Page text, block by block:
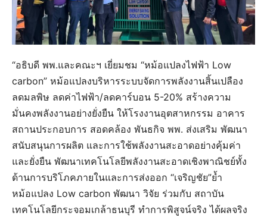
“อธิบดี พพ.และคณะฯ เยี่ยมชม “หม้อแปลงไฟฟ้า Low
carbon” หม้อแปลงบริหารระบบจัดการพลังงานสิ้นเปลือง
ลดมลพิษ ลดค่าไฟฟ้า/ลดคาร์บอน 5-20% สร้างความ
มั่นคงพลังงานอย่างยั่งยืน ให้โรงงานอุตสาหกรรม อาคาร
สถานประกอบการ สอดคล้อง พันธกิจ พพ. ส่งเสริม พัฒนา
สนับสนุนการผลิต และการใช้พลังงานสะอาดอย่างคุ้มค่า
และยั่งยืน พัฒนาเทคโนโลยีพลังงานสะอาดเชิงพาณิชย์ทั้ง
ด้านการบริโภคภายในและการส่งออก “เจริญชัย”ย้ำ
หม้อแปลง Low carbon พัฒนา วิจัย ร่วมกับ สถาบัน
เทคโนโลยีกระจอมเกล้าธนบุรี ทำการพิสูจน์จริง ได้ผลจริง